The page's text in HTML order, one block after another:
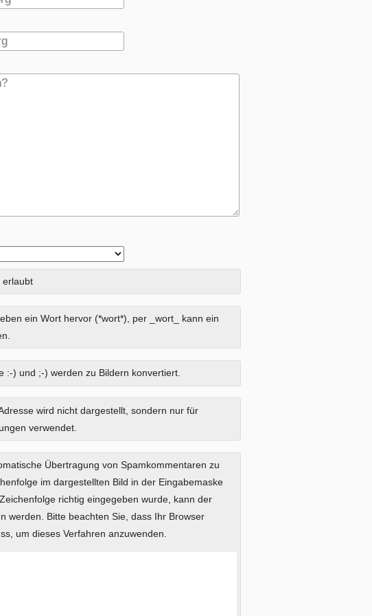
erlaubt
ein Wort hervor (*wort*), per _wort_ kann ein
:-) und ;-) werden zu Bildern konvertiert.
wird nicht dargestellt, sondern nur für
verwendet.
Übertragung von Spamkommentaren zu
im dargestellten Bild in der Eingabemaske
richtig eingegeben wurde, kann der
werden. Bitte beachten Sie, dass Ihr Browser
um dieses Verfahren anzuwenden.